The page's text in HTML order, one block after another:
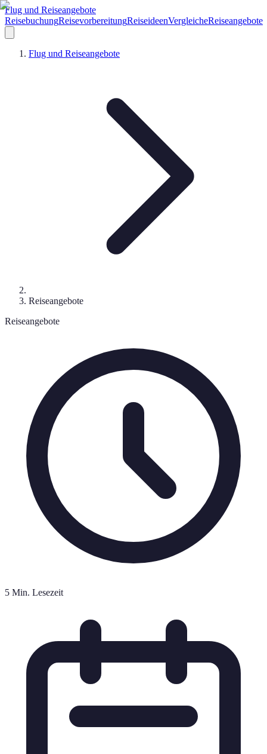
Flug und Reiseangebote
ReisebuchungReisevorbereitungReiseideenVergleicheReiseangebote
Flug und Reiseangebote
Reiseangebote
Reiseangebote
5 Min. Lesezeit